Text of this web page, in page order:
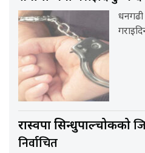
धनगढी
रास्वपा सिन्धुपाल्चोकको
निर्वाचित